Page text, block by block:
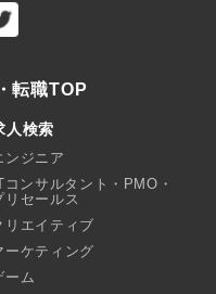
転職TOP
人検索
ンジニア
コンサルタント・PMO・
リセールス
リエイティブ
ーケティング
ーム